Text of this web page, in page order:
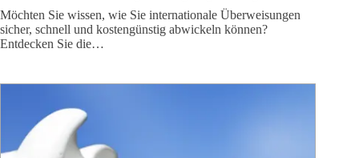
Möchten Sie wissen, wie Sie internationale Überweisungen
sicher, schnell und kostengünstig abwickeln können?
Entdecken Sie die…